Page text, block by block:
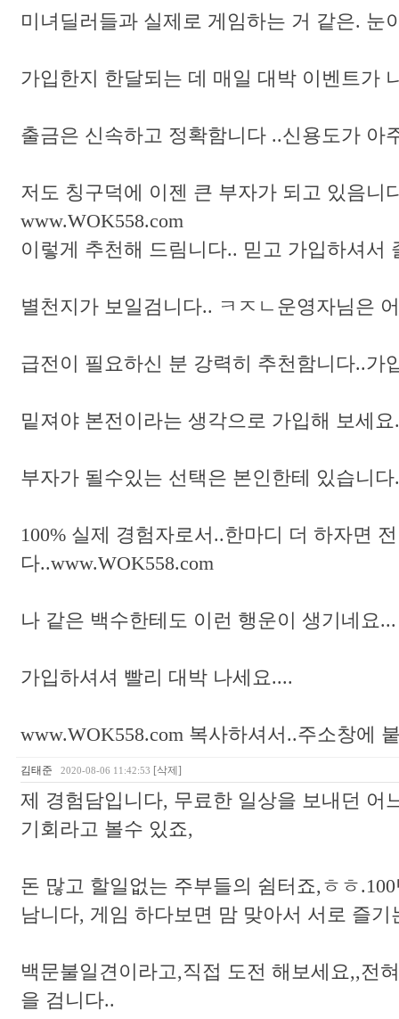
미녀딜러들과 실제로 게임하는 거 같은. 눈
가입한지 한달되는 데 매일 대박 이벤트가
출금은 신속하고 정확함니다 ..신용도가 아
저도 칭구덕에 이젠 큰 부자가 되고 있음니
www.WOK558.com
이렇게 추천해 드림니다.. 믿고 가입하셔서
별천지가 보일검니다.. ㅋㅈㄴ운영자님은
급전이 필요하신 분 강력히 추천함니다..가
밑져야 본전이라는 생각으로 가입해 보세
부자가 될수있는 선택은 본인한테 있습니
100% 실제 경험자로서..한마디 더 하자면
다..www.WOK558.com
나 같은 백수한테도 이런 행운이 생기네요
가입하셔셔 빨리 대박 나세요....
www.WOK558.com 복사하셔서..주소창에
김태준 2020-08-06 11:42:53 [삭제]
제 경험담입니다, 무료한 일상을 보내던 어
기회라고 볼수 있죠,
돈 많고 할일없는 주부들의 쉼터죠,ㅎㅎ
남니다, 게임 하다보면 맘 맞아서 서로 즐
백문불일견이라고,직접 도전 해보세요,,전
을 검니다..